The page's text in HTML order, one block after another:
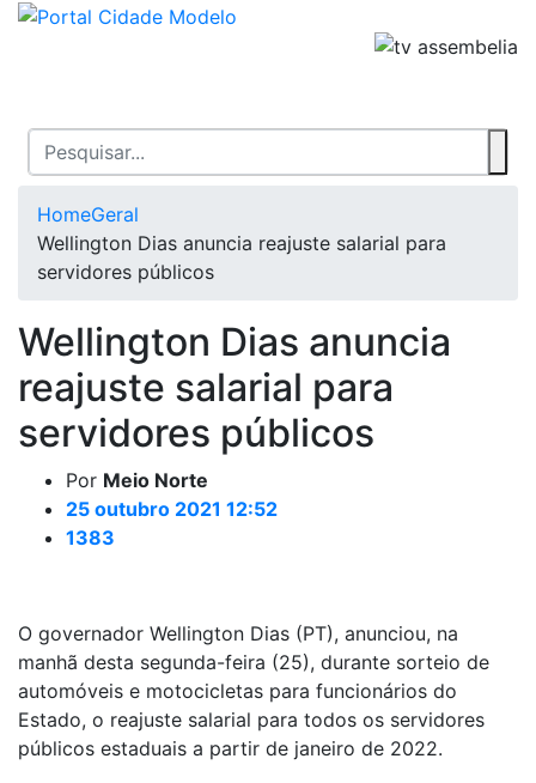
HomeGeral
Wellington Dias anuncia reajuste salarial para
servidores públicos
Wellington Dias anuncia
reajuste salarial para
servidores públicos
Por Meio Norte
25 outubro 2021 12:52
1383
O governador Wellington Dias (PT), anunciou, na
manhã desta segunda-feira (25), durante sorteio de
automóveis e motocicletas para funcionários do
Estado, o reajuste salarial para todos os servidores
públicos estaduais a partir de janeiro de 2022.